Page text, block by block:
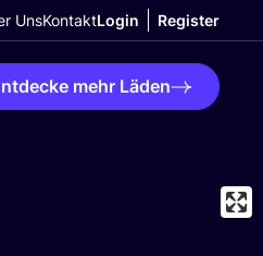
UnsKontaktLogin Register
mehr Läden